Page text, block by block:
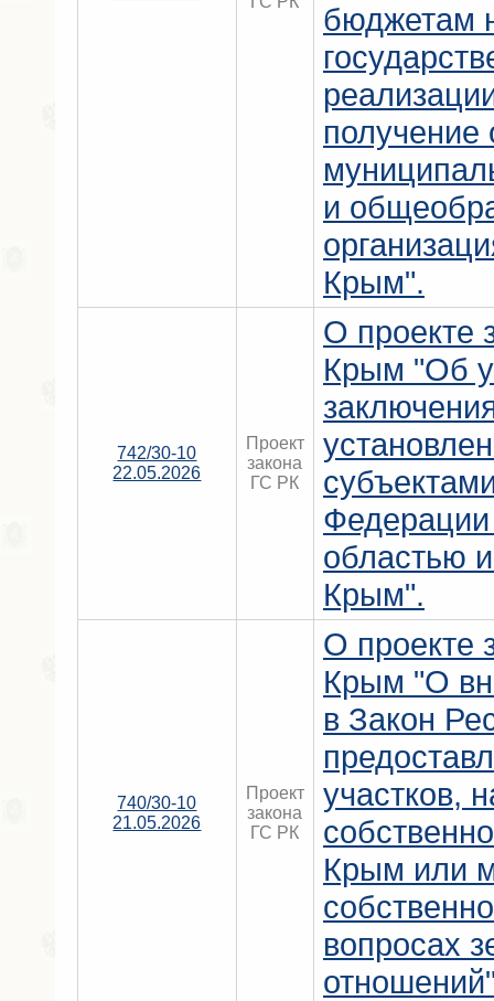
бюджетам
получение
и
Крым".
742/30-10
22.05.2026
Проект
закона
ГС РК
О проекте
Крым "Об
областью
Крым".
740/30-10
21.05.2026
Проект
закона
ГС РК
О проекте
Крым "О
в Закон
участков,
Крым или
вопросах